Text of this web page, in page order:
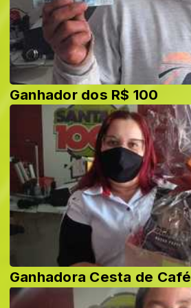
Ganhador dos R$ 100
Ganhadora Cesta de Café